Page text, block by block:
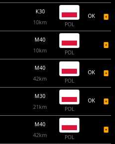
K30
10km
POL
OK
M40
10km
POL
M40
42km
POL
OK
M30
21km
POL
OK
M40
42km
POL